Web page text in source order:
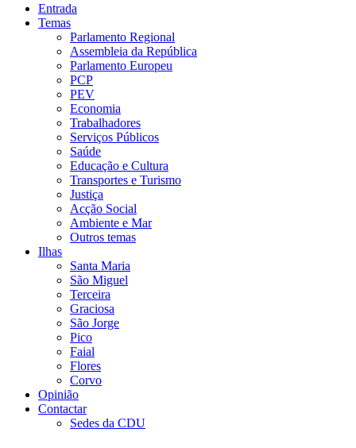
Entrada
Temas
Parlamento Regional
Assembleia da República
Parlamento Europeu
PCP
PEV
Economia
Trabalhadores
Serviços Públicos
Saúde
Educação e Cultura
Transportes e Turismo
Justiça
Acção Social
Ambiente e Mar
Outros temas
Ilhas
Santa Maria
São Miguel
Terceira
Graciosa
São Jorge
Pico
Faial
Flores
Corvo
Opinião
Contactar
Sedes da CDU